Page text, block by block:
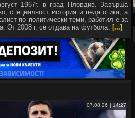
1967г. в град Пловдив. Завърша
специалност история и педагогика, а
по политически теми, работил е за
От 2008 г. се отдава на футбола. [...]
07.08.26 | 14:27